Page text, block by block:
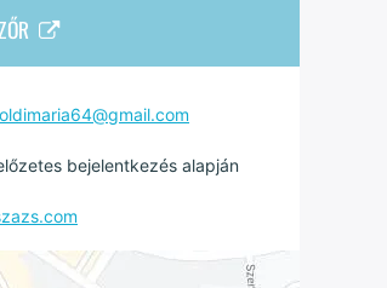
bejelentkezés alapján